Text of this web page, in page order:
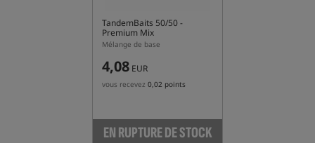
TandemBaits 50/50 -
Premium Mix
Mélange de base
4,08 EUR
vous recevez 0,02 points
EN RUPTURE DE STOCK